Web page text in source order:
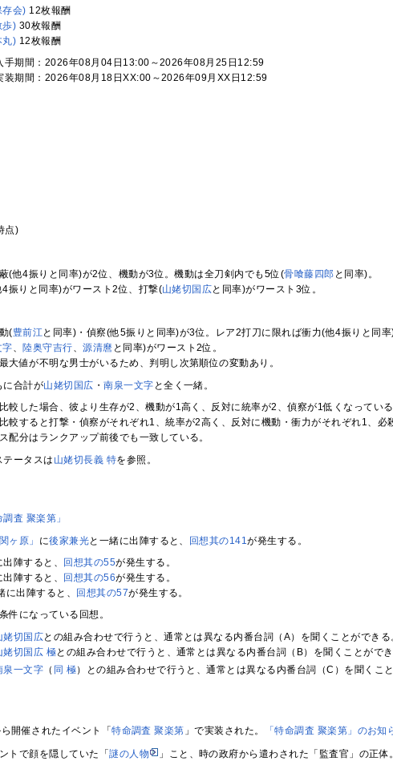
存会) 12枚報酬
歩) 30枚報酬
丸) 12枚報酬
手期間：2026年08月04日13:00～2026年08月25日12:59
装期間：2026年08月18日XX:00～2026年09月XX日12:59
点)
(他4振りと同率)が2位、機動が3位。機動は全刀剣内でも5位(骨喰藤四郎 と同率)。
振りと同率)がワースト2位、打撃(山姥切国広と同率)がワースト3位。
(豊前江と同率)・偵察(他5振りと同率)が3位。レア2打刀に限れば衝力(他4振りと同率)
字、 陸奥守吉行、源清麿 と同率)がワースト2位。
大値が不明な男士がいるため、判明し次第順位の変動あり。
に合計が山姥切国広 ・南泉一文字 と全く一緒。
較した場合、彼より生存が2、機動が1高く、反対に統率が2、偵察が1低くなっている
較すると打撃・偵察がそれぞれ1、統率が2高く、反対に機動・衝力がそれぞれ1、必
配分はランクアップ前後でも一致している。
テータスは 山姥切長義 特を参照。
査 聚楽第」
ヶ原」 に後家兼光と一緒に出陣すると、 回想其の141が発生する。
陣すると、 回想其の55が発生する。
陣すると、 回想其の56が発生する。
に出陣すると、 回想其の57が発生する。
件になっている回想。
姥切国広との組み合わせで行うと、通常とは異なる内番台詞（A）を聞くことができる
姥切国広 極との組み合わせで行うと、通常とは異なる内番台詞（B）を聞くことができ
泉一文字 （ 同 極）との組み合わせで行うと、通常とは異なる内番台詞（C）を聞くこと
開催されたイベント「特命調査 聚楽第 」で実装された。 「特命調査 聚楽第」のお知
トで顔を隠していた「謎の人物
」こと、時の政府から遣わされた「監査官」の正